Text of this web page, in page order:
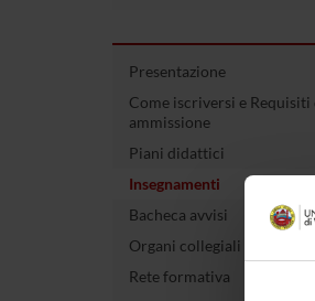
Presentazione
Come iscriversi e Requisiti
ammissione
Piani didattici
Insegnamenti
Bacheca avvisi
Organi collegiali e di
Rete formativa